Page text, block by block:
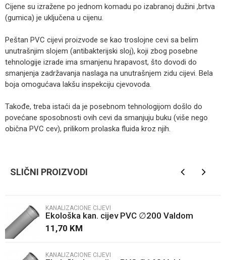
Cijene su izražene po jednom komadu po izabranoj dužini ,brtva
(gumica) je uključena u cijenu.
Peštan PVC cijevi proizvode se kao troslojne cevi sa belim
unutrašnjim slojem (antibakterijski sloj), koji zbog posebne
tehnologije izrade ima smanjenu hrapavost, što dovodi do
smanjenja zadržavanja naslaga na unutrašnjem zidu cijevi. Bela
boja omogućava lakšu inspekciju cjevovoda.
Takođe, treba istaći da je posebnom tehnologijom došlo do
povećane sposobnosti ovih cevi da smanjuju buku (više nego
obična PVC cev), prilikom prolaska fluida kroz njih.
Poruka
SLIČNI PROIZVODI
KANALIZACIONE CIJEVI
Ekološka kan. cijev PVC ∅200 Valdom
11,70 KM
KANALIZACIONE CIJEVI